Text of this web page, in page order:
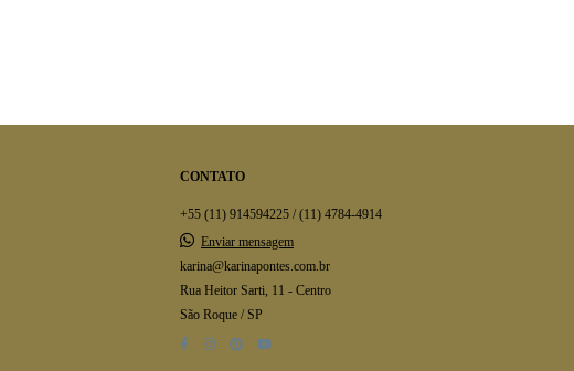
CONTATO
+55 (11) 914594225 / (11) 4784-4914
Enviar mensagem
karina@karinapontes.com.br
Rua Heitor Sarti, 11 - Centro
São Roque / SP